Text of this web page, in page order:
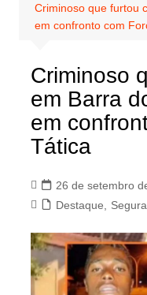
Criminoso que furtou
em confronto com
Criminoso
em Barra
em
Tática
26 de setembro
Destaque